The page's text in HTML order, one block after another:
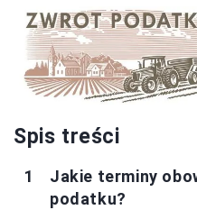
Spis treści
Jakie terminy
podatku?